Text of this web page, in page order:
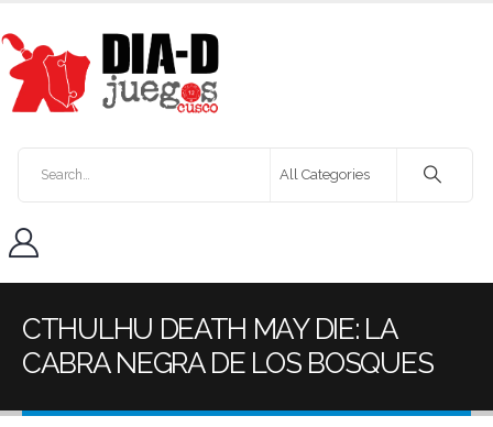
CTHULHU DEATH MAY DIE: LA
CABRA NEGRA DE LOS BOSQUES